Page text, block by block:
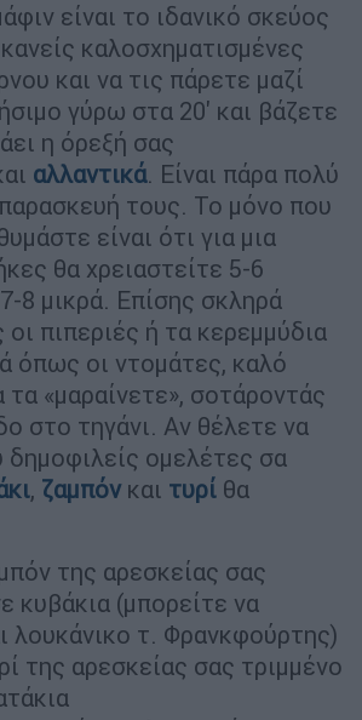
είναι το ιδανικό σκεύος
καλοσχηματισμένες
και να τις πάρετε μαζί
γύρω στα 20' και βάζετε
η όρεξή σας
αλλαντικά. Είναι πάρα πολύ
τους. Το μόνο που
είναι ότι για μια
θα χρειαστείτε 5-6
8 μικρά. Επίσης σκληρά
πιπεριές ή τα κερεμμύδια
όπως οι ντομάτες, καλό
τα «μαραίνετε», σοτάροντάς
στο τηγάνι. Αν θέλετε να
δημοφιλείς ομελέτες σα
, ζαμπόνκαι τυρί θα
της αρεσκείας σας
κυβάκια (μπορείτε να
λουκάνικο τ. Φρανκφούρτης)
της αρεσκείας σας τριμμένο